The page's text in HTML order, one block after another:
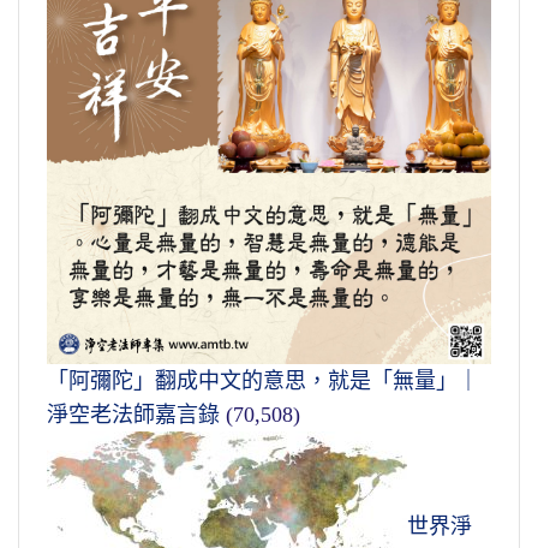
「阿彌陀」翻成中文的意思，就是「無量」｜
淨空老法師嘉言錄 (70,508)
世界淨